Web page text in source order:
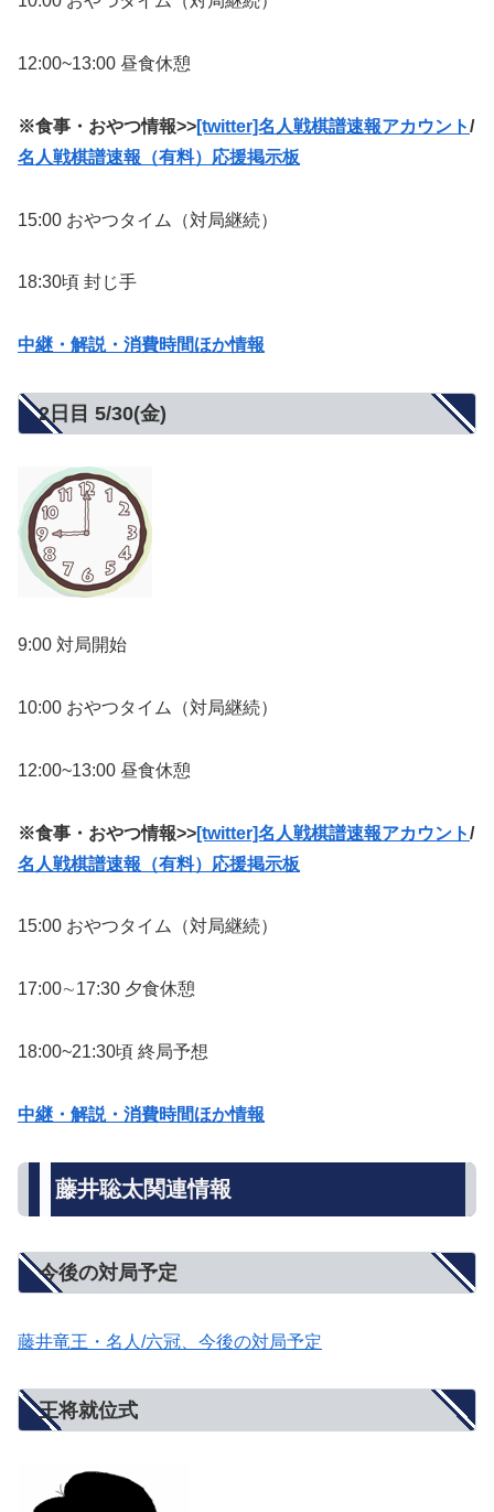
12:00~13:00 昼食休憩
※食事・おやつ情報>>[twitter]名人戦棋譜速報アカウント/
名人戦棋譜速報（有料）応援掲示板
15:00 おやつタイム（対局継続）
18:30頃 封じ手
中継・解説・消費時間ほか情報
2日目 5/30(金)
9:00 対局開始
10:00 おやつタイム（対局継続）
12:00~13:00 昼食休憩
※食事・おやつ情報>>[twitter]名人戦棋譜速報アカウント/
名人戦棋譜速報（有料）応援掲示板
15:00 おやつタイム（対局継続）
17:00∼17:30 夕食休憩
18:00~21:30頃 終局予想
中継・解説・消費時間ほか情報
藤井聡太関連情報
今後の対局予定
藤井竜王・名人/六冠、今後の対局予定
王将就位式